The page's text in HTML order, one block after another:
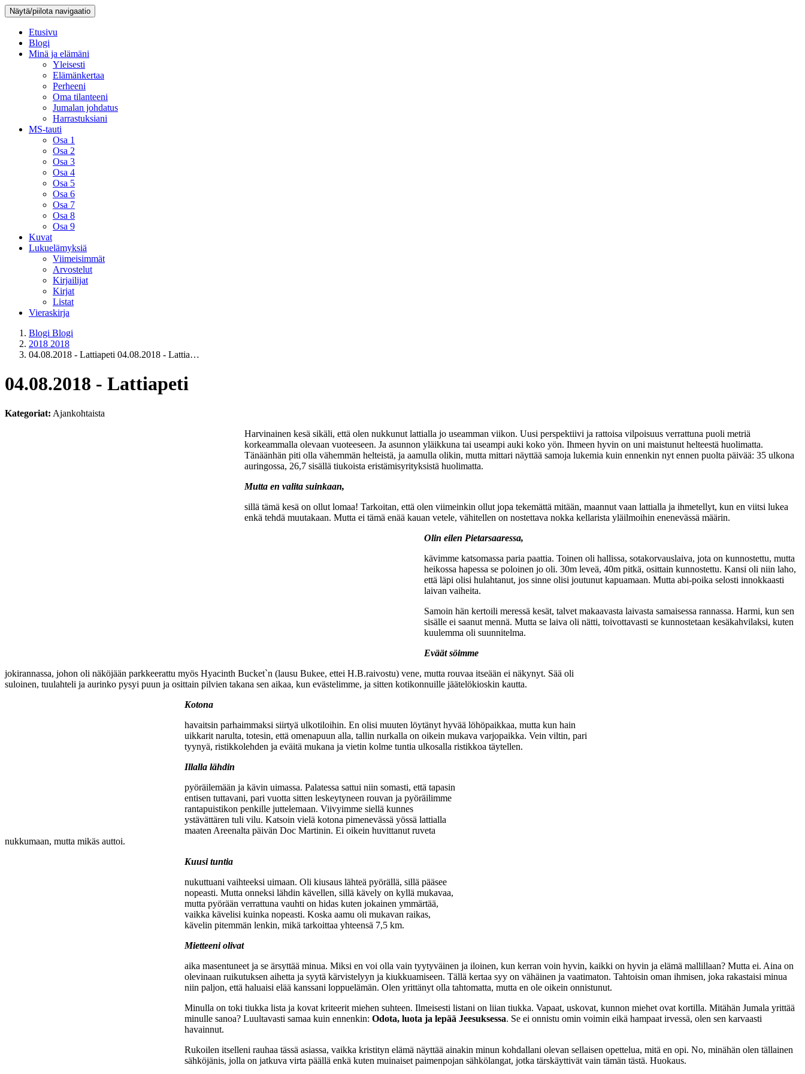
Näytä/piilota navigaatio
Etusivu
Blogi
Minä ja elämäni
Yleisesti
Elämänkertaa
Perheeni
Oma tilanteeni
Jumalan johdatus
Harrastuksiani
MS-tauti
Osa 1
Osa 2
Osa 3
Osa 4
Osa 5
Osa 6
Osa 7
Osa 8
Osa 9
Kuvat
Lukuelämyksiä
Viimeisimmät
Arvostelut
Kirjailijat
Kirjat
Listat
Vieraskirja
Blogi Blogi
2018 2018
04.08.2018 - Lattiapeti 04.08.2018 - Lattia…
04.08.2018 - Lattiapeti
Kategoriat: Ajankohtaista
Harvinainen kesä sikäli, että olen nukkunut lattialla jo useamman viikon. Uusi perspektiivi ja rattoisa vilpoisuus verrattuna puoli metriä
korkeammalla olevaan vuoteeseen. Ja asunnon yläikkuna tai useampi auki koko yön. Ihmeen hyvin on uni maistunut helteestä huolimatta.
Tänäänhän piti olla vähemmän helteistä, ja aamulla olikin, mutta mittari näyttää samoja lukemia kuin ennenkin nyt ennen puolta päivää: 35 ulkona
auringossa, 26,7 sisällä tiukoista eristämisyrityksistä huolimatta.
Mutta en valita suinkaan,
sillä tämä kesä on ollut lomaa! Tarkoitan, että olen viimeinkin ollut jopa tekemättä mitään, maannut vaan lattialla ja ihmetellyt, kun en viitsi lukea
enkä tehdä muutakaan. Mutta ei tämä enää kauan vetele, vähitellen on nostettava nokka kellarista yläilmoihin enenevässä määrin.
Olin eilen Pietarsaaressa,
kävimme katsomassa paria paattia. Toinen oli hallissa, sotakorvauslaiva, jota on kunnostettu, mutta
heikossa hapessa se poloinen jo oli. 30m leveä, 40m pitkä, osittain kunnostettu. Kansi oli niin laho,
että läpi olisi hulahtanut, jos sinne olisi joutunut kapuamaan. Mutta abi-poika selosti innokkaasti
laivan vaiheita.
Samoin hän kertoili meressä kesät, talvet makaavasta laivasta samaisessa rannassa. Harmi, kun sen
sisälle ei saanut mennä. Mutta se laiva oli nätti, toivottavasti se kunnostetaan kesäkahvilaksi, kuten
kuulemma oli suunnitelma.
Eväät söimme
jokirannassa, johon oli näköjään parkkeerattu myös Hyacinth Bucket`n (lausu Bukee, ettei H.B.raivostu) vene, mutta rouvaa itseään ei näkynyt. Sää oli
suloinen, tuulahteli ja aurinko pysyi puun ja osittain pilvien takana sen aikaa, kun evästelimme, ja sitten kotikonnuille jäätelökioskin kautta.
Kotona
havaitsin parhaimmaksi siirtyä ulkotiloihin. En olisi muuten löytänyt hyvää löhöpaikkaa, mutta kun hain
uikkarit narulta, totesin, että omenapuun alla, tallin nurkalla on oikein mukava varjopaikka. Vein viltin, pari
tyynyä, ristikkolehden ja eväitä mukana ja vietin kolme tuntia ulkosalla ristikkoa täytellen.
Illalla lähdin
pyöräilemään ja kävin uimassa. Palatessa sattui niin somasti, että tapasin
entisen tuttavani, pari vuotta sitten leskeytyneen rouvan ja pyöräilimme
rantapuistikon penkille juttelemaan. Viivyimme siellä kunnes
ystävättären tuli vilu. Katsoin vielä kotona pimenevässä yössä lattialla
maaten Areenalta päivän Doc Martinin. Ei oikein huvittanut ruveta
nukkumaan, mutta mikäs auttoi.
Kuusi tuntia
nukuttuani vaihteeksi uimaan. Oli kiusaus lähteä pyörällä, sillä pääsee
nopeasti. Mutta onneksi lähdin kävellen, sillä kävely on kyllä mukavaa,
mutta pyörään verrattuna vauhti on hidas kuten jokainen ymmärtää,
vaikka kävelisi kuinka nopeasti. Koska aamu oli mukavan raikas,
kävelin pitemmän lenkin, mikä tarkoittaa yhteensä 7,5 km.
Mietteeni olivat
aika masentuneet ja se ärsyttää minua. Miksi en voi olla vain tyytyväinen ja iloinen, kun kerran voin hyvin, kaikki on hyvin ja elämä mallillaan? Mutta ei. Aina on
olevinaan ruikutuksen aihetta ja syytä kärvistelyyn ja kiukkuamiseen. Tällä kertaa syy on vähäinen ja vaatimaton. Tahtoisin oman ihmisen, joka rakastaisi minua
niin paljon, että haluaisi elää kanssani loppuelämän. Olen yrittänyt olla tahtomatta, mutta en ole oikein onnistunut.
Minulla on toki tiukka lista ja kovat kriteerit miehen suhteen. Ilmeisesti listani on liian tiukka. Vapaat, uskovat, kunnon miehet ovat kortilla. Mitähän Jumala yrittää
minulle sanoa? Luultavasti samaa kuin ennenkin: Odota, luota ja lepää Jeesuksessa. Se ei onnistu omin voimin eikä hampaat irvessä, olen sen karvaasti
havainnut.
Rukoilen itselleni rauhaa tässä asiassa, vaikka kristityn elämä näyttää ainakin minun kohdallani olevan sellaisen opettelua, mitä en opi. No, minähän olen tällainen
sähköjänis, jolla on jatkuva virta päällä enkä kuten muinaiset paimenpojan sähkölangat, jotka tärskäyttivät vain tämän tästä. Huokaus.